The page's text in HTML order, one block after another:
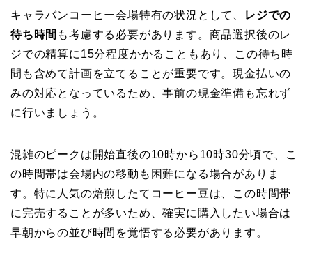
キャラバンコーヒー会場特有の状況として、
レジでの
待ち時間 も考慮する必要があります。商品選択後のレ
ジでの精算に15分程度かかることもあり、この待ち時
間も含めて計画を立てることが重要です。現金払いの
みの対応となっているため、事前の現金準備も忘れず
に行いましょう。
混雑のピークは開始直後の10時から10時30分頃で、こ
の時間帯は会場内の移動も困難になる場合がありま
す。特に人気の焙煎したてコーヒー豆は、この時間帯
に完売することが多いため、確実に購入したい場合は
早朝からの並び時間を覚悟する必要があります。